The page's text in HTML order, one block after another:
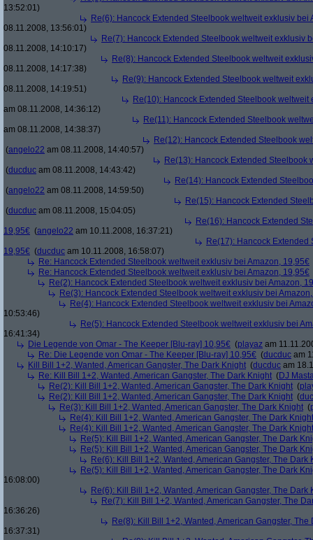
13:52:01)
Re(6): Hancock Extended Steelbook weltweit exklusiv bei
08.11.2008, 13:56:01)
Re(7): Hancock Extended Steelbook weltweit exklusiv
08.11.2008, 14:10:17)
Re(8): Hancock Extended Steelbook weltweit
08.11.2008, 14:17:38)
Re(9): Hancock Extended Steelbook weltweit
08.11.2008, 14:19:51)
Re(10): Hancock Extended Steelbook weltweit
am 08.11.2008, 14:36:12)
Re(11): Hancock Extended Steelbook
am 08.11.2008, 14:38:37)
Re(12): Hancock Extended Steelbook
(angelo22 am 08.11.2008, 14:40:57)
Re(13): Hancock Extended Steelbook
(ducduc am 08.11.2008, 14:43:42)
Re(14): Hancock Extended
(angelo22 am 08.11.2008, 14:59:50)
Re(15): Hancock Extended
(ducduc am 08.11.2008, 15:04:05)
Re(16): Hancock Extended
19,95€ (angelo22 am 10.11.2008, 16:37:21)
Re(17): Hancock
19,95€ (ducduc am 10.11.2008, 16:58:07)
Re: Hancock Extended Steelbook weltweit exklusiv bei Amazon, 19,95€
Re: Hancock Extended Steelbook weltweit exklusiv bei Amazon, 19,95€
Re(2): Hancock Extended Steelbook weltweit exklusiv bei Amazon,
Re(3): Hancock Extended Steelbook weltweit exklusiv bei
Re(4): Hancock Extended Steelbook weltweit exklusiv bei
10:53:46)
Re(5): Hancock Extended Steelbook weltweit exklusiv bei
16:41:34)
Die Legende von Omar - The Keeper [Blu-ray] 10,95€ (playaz am
Re: Die Legende von Omar - The Keeper [Blu-ray] 10,95€ (ducduc am
Kill Bill 1+2, Wanted, American Gangster, The Dark Knight (ducduc am
Re: Kill Bill 1+2, Wanted, American Gangster, The Dark Knight (DJ
Re(2): Kill Bill 1+2, Wanted, American Gangster, The Dark Knight (
Re(2): Kill Bill 1+2, Wanted, American Gangster, The Dark Knight (
Re(3): Kill Bill 1+2, Wanted, American Gangster, The Dark Knight (
Re(4): Kill Bill 1+2, Wanted, American Gangster, The Dark Knight
Re(4): Kill Bill 1+2, Wanted, American Gangster, The Dark Knight
Re(5): Kill Bill 1+2, Wanted, American Gangster, The Dark
Re(5): Kill Bill 1+2, Wanted, American Gangster, The Dark
Re(6): Kill Bill 1+2, Wanted, American Gangster, The Dark
Re(5): Kill Bill 1+2, Wanted, American Gangster, The Dark
16:08:00)
Re(6): Kill Bill 1+2, Wanted, American Gangster, The Dark
Re(7): Kill Bill 1+2, Wanted, American Gangster, The
16:36:26)
Re(8): Kill Bill 1+2, Wanted, American Gangster, The
16:37:31)